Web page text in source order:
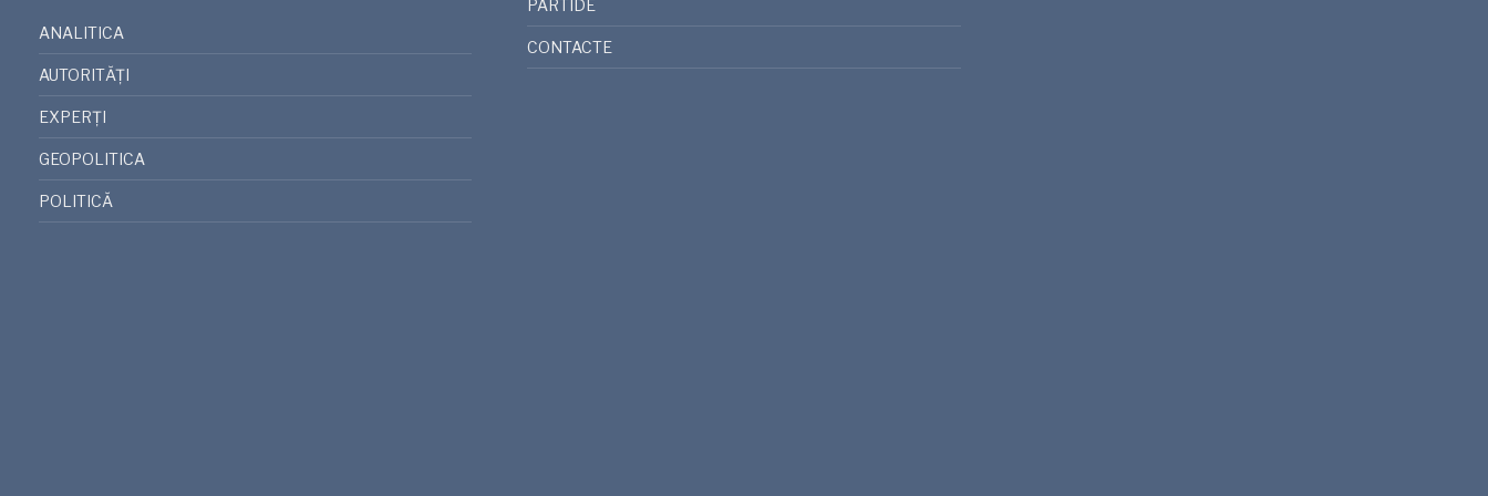
ANALITICA
AUTORITĂȚI
EXPERȚI
GEOPOLITICA
POLITICĂ
PARTIDE
CONTACTE